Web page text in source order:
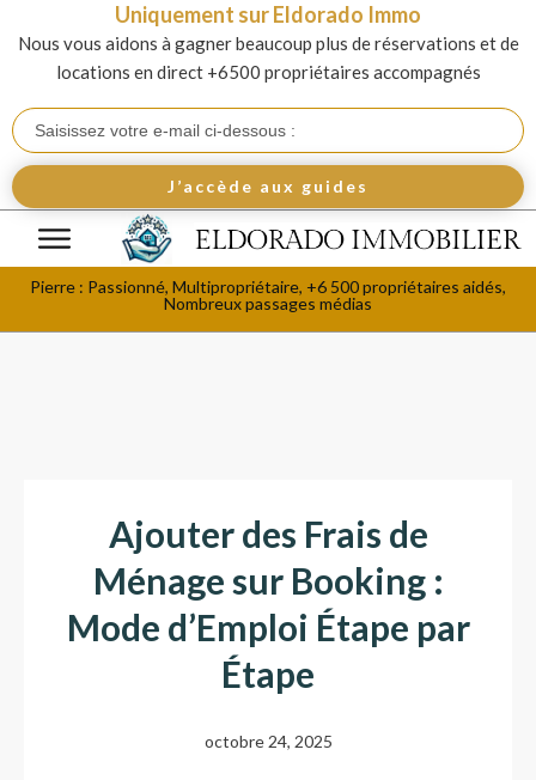
Uniquement sur Eldorado Immo
Nous vous aidons à gagner beaucoup plus de réservations et de
locations en direct +6500 propriétaires accompagnés
J’accède aux guides
Pierre : Passionné, Multipropriétaire, +6 500 propriétaires aidés,
Nombreux passages médias
Ajouter des Frais de
Ménage sur Booking :
Mode d’Emploi Étape par
Étape
octobre 24, 2025